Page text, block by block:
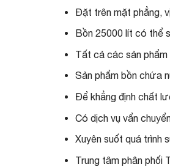
Đặt trên mặt phẳng,
Bồn 25000 lít có thể
Tất cả các sản
Sản phẩm bồn chứa
Để khẳng định chất
Có dịch vụ vẩn
Xuyên suốt quá trình
Trung tâm phân phối